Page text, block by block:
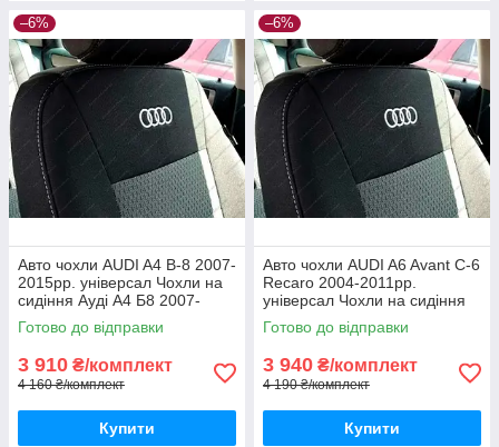
–6%
Авто чохли AUDI A4 B-8 2007-
2015рр. універсал Чохли на
сидіння Ауді А4 Б8 2007-
2015рр. універсал
Готово до відправки
3 910 ₴/комплект
4 160 ₴/комплект
Купити
–6%
Авто чохли AUDI A6 Avant C-6
Recaro 2004-2011рр.
універсал Чохли на сидіння
Ауді А6 Авант Рекаро
Готово до відправки
3 940 ₴/комплект
4 190 ₴/комплект
Купити